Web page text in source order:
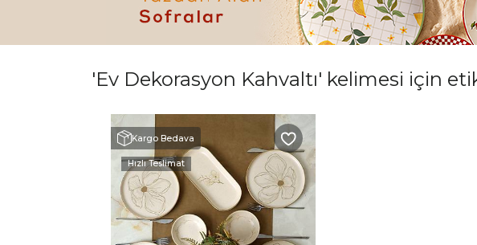
'Ev Dekorasyon Kahvaltı' kelimesi için
Kargo Bedava
Hızlı Teslimat